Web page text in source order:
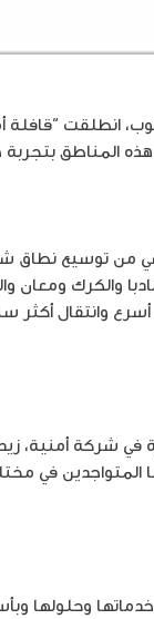
انطلقت “قافلة
المناطق
من توسيع نطاق
والكرك ومعان
وانتقال أكثر
في شركة
المتواجدين
خدماتها